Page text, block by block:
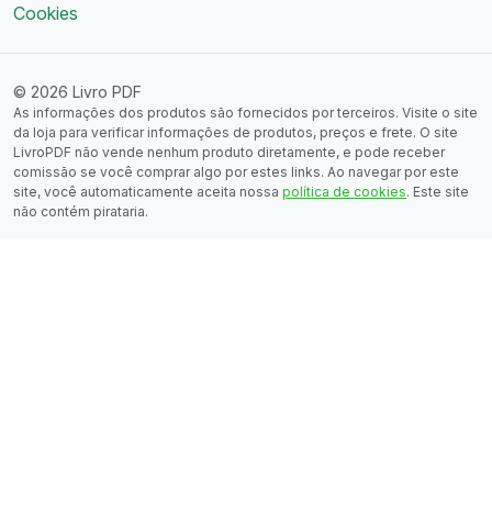
Cookies
© 2026 Livro PDF
As informações dos produtos são fornecidos por terceiros. Visite o site
da loja para verificar informações de produtos, preços e frete. O site
LivroPDF não vende nenhum produto diretamente, e pode receber
comissão se você comprar algo por estes links. Ao navegar por este
site, você automaticamente aceita nossa política de cookies. Este site
não contém pirataria.